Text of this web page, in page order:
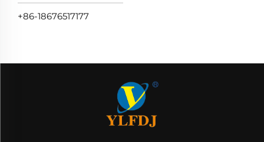
+86-18676517177